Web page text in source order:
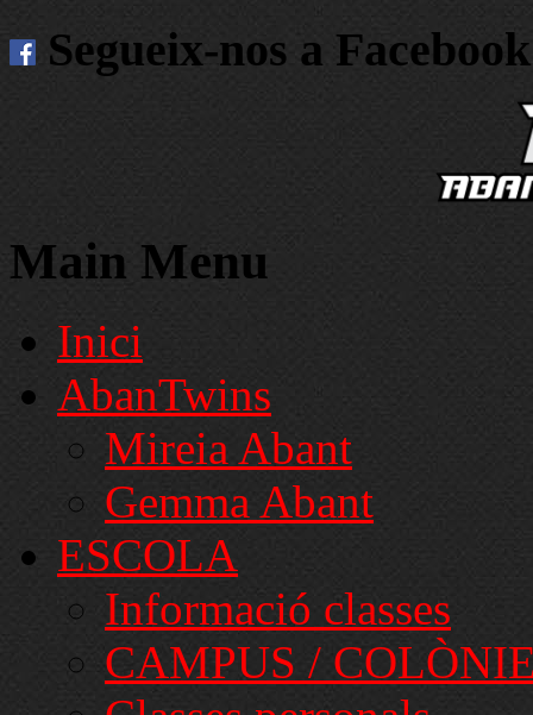
Segueix-nos a
Main Menu
Inici
AbanTwins
Mireia Abant
Gemma Abant
ESCOLA
Informació classes
CAMPUS /